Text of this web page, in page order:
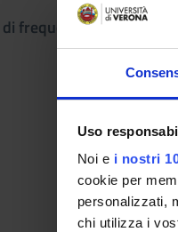
Uso
Noi e i nostri
cookie per
personalizzati,
chi utilizza i
frequenza
Il
testi.